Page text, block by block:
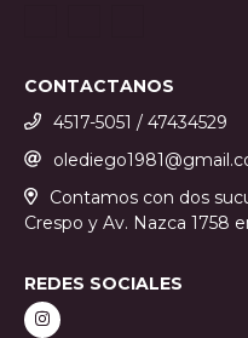
CONTACTANOS
4517-5051 / 47434529
Contamos con dos
Crespo y Av. Nazca 1758
REDES SOCIALES